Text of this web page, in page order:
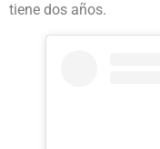
tiene dos años.